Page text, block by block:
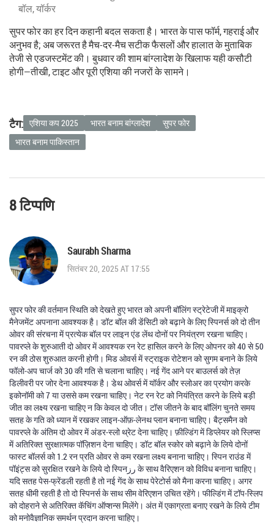
बॉल, यॉर्कर
सुपर फोर का हर दिन कहानी बदल सकता है। भारत के पास फॉर्म, गहराई और
अनुभव है; अब जरूरत है मैच-दर-मैच सटीक फैसलों और हालात के मुताबिक
तेजी से एडजस्टमेंट की। बुधवार की शाम बांग्लादेश के खिलाफ यही कसौटी
होगी—तीखी, टाइट और पूरी एशिया की नजरों के सामने।
टैग: एशिया कप 2025 भारत बनाम बांग्लादेश
सुपर फोर
भारत बनाम पाकिस्तान
8 टिप्पणि
Saurabh Sharma
सितंबर 20, 2025 AT 17:55
सुपर फोर की वर्तमान स्थिति को देखते हुए भारत को अपनी बॉलिंग स्ट्रेटेजी में माइक्रो
मैनेजमेंट अपनाना आवश्यक है। डॉट बॉल की डेंसिटी को बढ़ाने के लिए स्पिनर्स को दो तीन
ओवर की संरचना में प्रत्येक बॉल पर लाइन एंड लेंथ दोनों पर नियंत्रण रखना चाहिए।
पावरप्ले के शुरुआती दो ओवर में आवश्यक रन रेट हासिल करने के लिए ओपनर को 40 से 50
रन की ठोस शुरुआत करनी होगी। मिड ओवर्स में स्ट्राइक रोटेशन को सुगम बनाने के लिये
फॉलो‑अप चार्ज को 30 की गति से चलाना चाहिए। नई गेंद आने पर बाउलर्स को तेज़
डिलीवरी पर जोर देना आवश्यक है। डेथ ओवर्स में यॉर्कर और स्लोअर का प्रयोग करके
इकोनॉमी को 7 या उससे कम रखना चाहिए। नेट रन रेट को नियंत्रित करने के लिये बड़ी
जीत का लक्ष्य रखना चाहिए न कि केवल दो जीत। टॉस जीतने के बाद बॉलिंग चुनते समय
सतह के गति को ध्यान में रखकर लाइन‑ऑफ़‑लेनथ प्लान बनाना चाहिए। बैट्समैन को
पावरप्ले के अंतिम दो ओवर में अंडर‑स्लो थ्रेट देना चाहिए। फ़ील्डिंग में डिप्लेयर को स्लिप्स
में अतिरिक्त सुरक्षात्मक पॉज़िशन देना चाहिए। डॉट बॉल स्कोर को बढ़ाने के लिये दोनों
फास्ट बॉलर्स को 1.2 रन प्रति ओवर से कम रखना लक्ष्य बनाना चाहिए। स्पिन राउंड में
पॉइंट्स को सुरक्षित रखने के लिये दो स्पिनرز के साथ वैरिएशन को विविध बनाना चाहिए।
यदि सतह पेस‑फ्रेंडली रहती है तो नई गेंद के साथ पेरेटोर्स को मैना करना चाहिए। अगर
सतह धीमी रहती है तो दो स्पिनर्स के साथ सीम वेरिएशन उचित रहेंगे। फील्डिंग में टॉप‑स्लिप
को दोहराने से अतिरिक्त कॅचिंग ऑप्शन्स मिलेंगे। अंत में एकाग्रता बनाए रखने के लिये टीम
को मनोवैज्ञानिक समर्थन प्रदान करना चाहिए।